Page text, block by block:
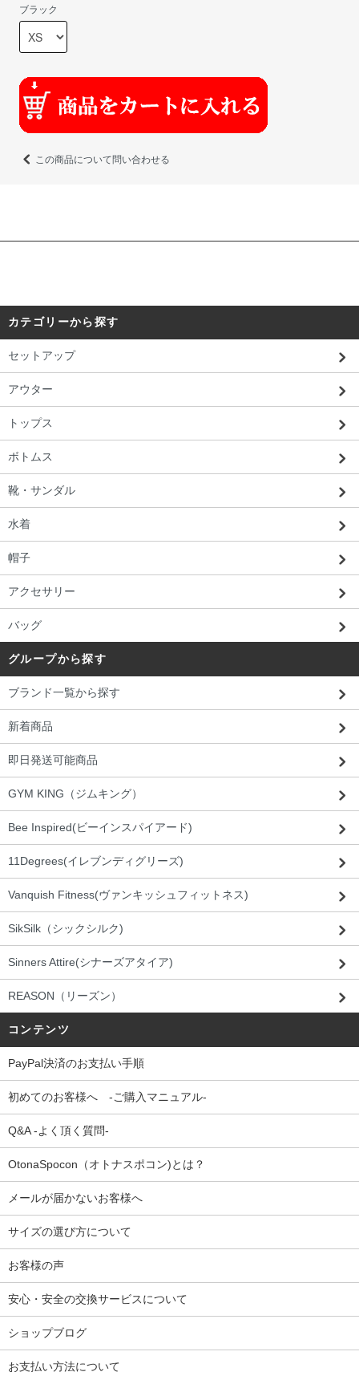
ブラック
この商品について問い合わせる
カテゴリーから探す
セットアップ
アウター
トップス
ボトムス
靴・サンダル
水着
帽子
アクセサリー
バッグ
グループから探す
ブランド一覧から探す
新着商品
即日発送可能商品
GYM KING（ジムキング）
Bee Inspired(ビーインスパイアード)
11Degrees(イレブンディグリーズ)
Vanquish Fitness(ヴァンキッシュフィットネス)
SikSilk（シックシルク)
Sinners Attire(シナーズアタイア)
REASON（リーズン）
コンテンツ
PayPal決済のお支払い手順
初めてのお客様へ -ご購入マニュアル-
Q&A -よく頂く質問-
OtonaSpocon（オトナスポコン)とは？
メールが届かないお客様へ
サイズの選び方について
お客様の声
安心・安全の交換サービスについて
ショップブログ
お支払い方法について